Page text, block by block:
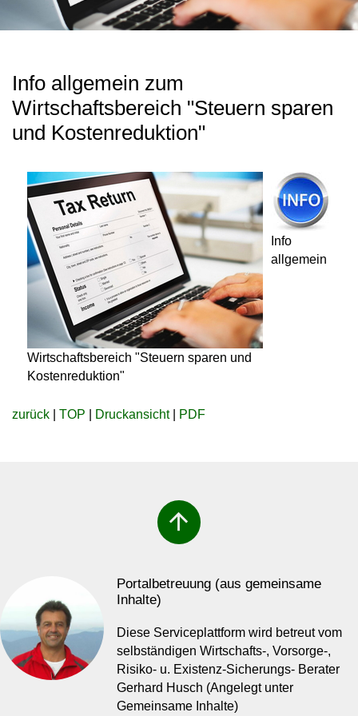
Info allgemein zum
Wirtschaftsbereich "Steuern sparen
und Kostenreduktion"
Wirtschaftsbereich "Steuern sparen und
Kostenreduktion"
Info
allgemein
zurück TOP Druckansicht| PDF
arrow_upward
Portalbetreuung (aus gemeinsame
Inhalte)
Diese Serviceplattform wird betreut vom
selbständigen Wirtschafts-, Vorsorge-,
Risiko- u. Existenz-Sicherungs- Berater
Gerhard Husch (Angelegt unter
Gemeinsame Inhalte)